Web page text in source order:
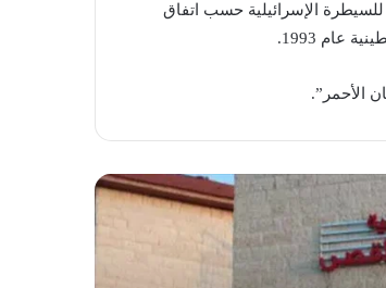
الإسرائيلية حسب اتفاق
عام 1993.